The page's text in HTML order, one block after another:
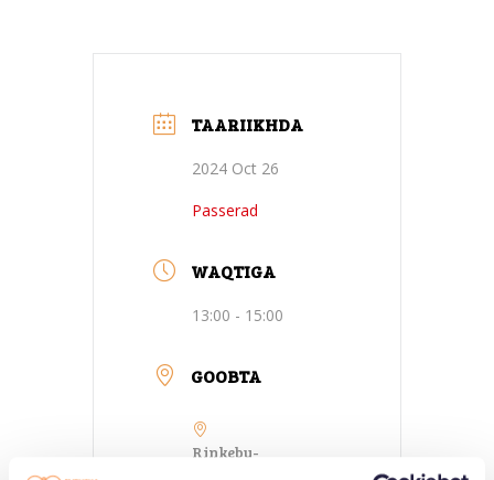
TAARIIKHDA
2024 Oct 26
Passerad
WAQTIGA
13:00 - 15:00
GOOBTA
Rinkeby-